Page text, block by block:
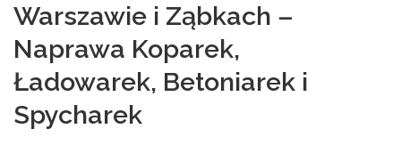
Warszawie i Ząbkach –
Naprawa Koparek,
Ładowarek, Betoniarek i
Spycharek